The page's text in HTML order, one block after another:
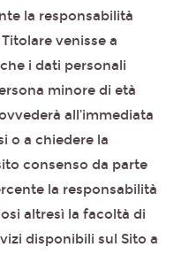
la responsabilità
venisse a
i dati personali
minore di età
all’immediata
o a chiedere la
consenso da parte
la responsabilità
altresì la facoltà di
disponibili sul Sito a